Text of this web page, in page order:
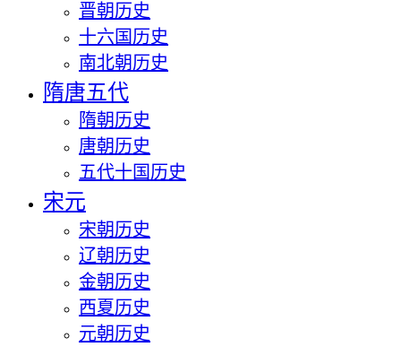
晋朝历史
十六国历史
南北朝历史
隋唐五代
隋朝历史
唐朝历史
五代十国历史
宋元
宋朝历史
辽朝历史
金朝历史
西夏历史
元朝历史